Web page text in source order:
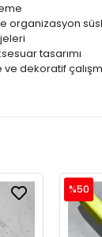
organizasyon
tasarımı
ve dekoratif
%50